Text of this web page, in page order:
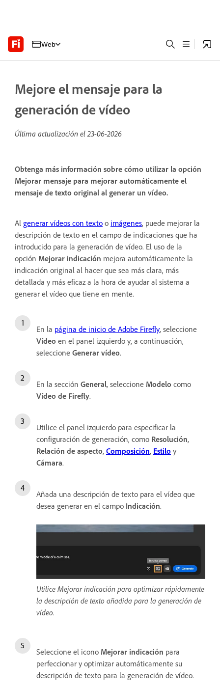
Web
Mejore el mensaje para la
generación de vídeo
Última actualización el23-06-2026
Obtenga más información sobre cómo utilizar la opción
Mejorar mensaje para mejorar automáticamente el
mensaje de texto original al generar un vídeo.
Al generar vídeos con texto o imágenes, puede mejorar la
descripción de texto en el campo de indicaciones que ha
introducido para la generación de vídeo. El uso de la
opción Mejorar indicación mejora automáticamente la
indicación original al hacer que sea más clara, más
detallada y más eficaz a la hora de ayudar al sistema a
generar el vídeo que tiene en mente.
En la página de inicio de Adobe Firefly, seleccione
Vídeo en el panel izquierdo y, a continuación,
seleccione Generar vídeo.
En la sección General, seleccione Modelo como
Vídeo de Firefly.
Utilice el panel izquierdo para especificar la
configuración de generación, como Resolución,
Relación de aspecto, Composición, Estilo y
Cámara.
Añada una descripción de texto para el vídeo que
desea generar en el campo Indicación.
Utilice Mejorar indicación para optimizar rápidamente
la descripción de texto añadida para la generación de
vídeo.
Seleccione el icono Mejorar indicación para
perfeccionar y optimizar automáticamente su
descripción de texto para la generación de vídeo.